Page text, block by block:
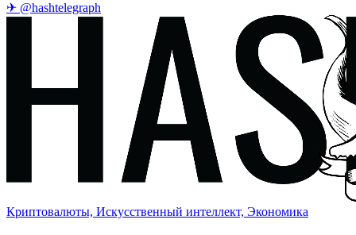
✈ @hashtelegraph
Криптовалюты, Искусственный интеллект, Экономика